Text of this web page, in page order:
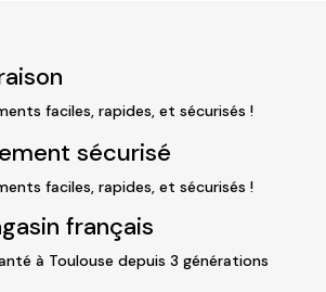
faciles, rapides, et sécurisés !
sécurisé
faciles, rapides, et sécurisés !
français
à Toulouse depuis 3 générations